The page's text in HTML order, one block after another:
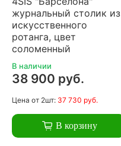
журнальный столик из
искусственного
ротанга, цвет
соломенный
В наличии
38 900 руб.
Цена от 2шт: 37 730 руб.
В корзину